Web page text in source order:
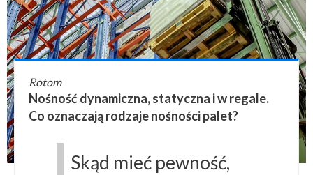
Rotom
Nośność dynamiczna, statyczna i w regale.
Co oznaczają rodzaje nośności palet?
Skąd mieć pewność,